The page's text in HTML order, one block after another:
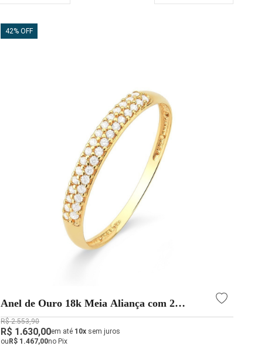
42% OFF
Anel de Ouro 18k Meia Aliança com 2
Fileiras Cravejadas
R$ 2.553,90
R$ 1.630,00em até 10x sem juros
ouR$ 1.467,00no Pix